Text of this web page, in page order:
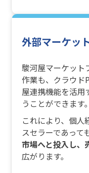
外部マーケッ
駿河屋マーケット
作業も、クラウド
屋連携機能を活用
うことができます。
これにより、個人
スセラーであって
市場へと投入し、
広がります。